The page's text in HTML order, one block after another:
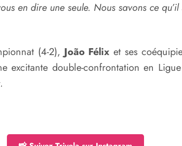
en dire une seule. Nous savons ce
(4-2), João Félix et ses
excitante double-confrontation en
.